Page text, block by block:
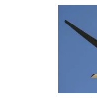
“اتفاق مكة
وزير